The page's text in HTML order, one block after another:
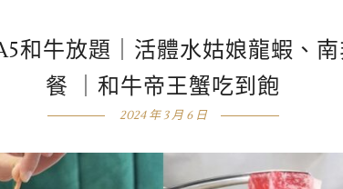
和牛放題｜活體水姑娘龍蝦、
餐 ｜和牛帝王蟹吃到飽
2024 年 3 月 6 日